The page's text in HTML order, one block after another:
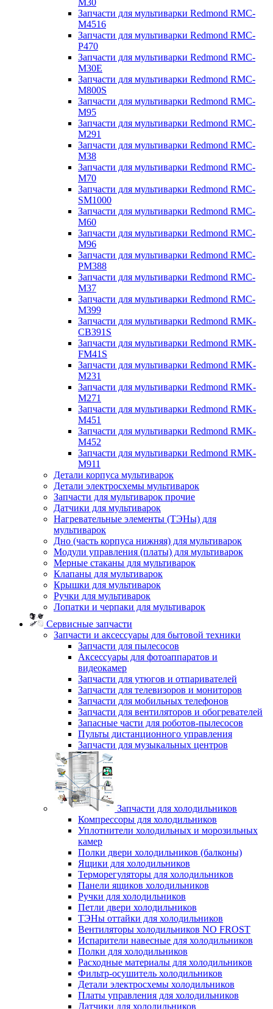
M30
Запчасти для мультиварки Redmond RMC-
M4516
Запчасти для мультиварки Redmond RMC-
P470
Запчасти для мультиварки Redmond RMC-
M30E
Запчасти для мультиварки Redmond RMC-
M800S
Запчасти для мультиварки Redmond RMC-
M95
Запчасти для мультиварки Redmond RMC-
M291
Запчасти для мультиварки Redmond RMC-
M38
Запчасти для мультиварки Redmond RMC-
M70
Запчасти для мультиварки Redmond RMC-
SM1000
Запчасти для мультиварки Redmond RMC-
M60
Запчасти для мультиварки Redmond RMC-
M96
Запчасти для мультиварки Redmond RMC-
PM388
Запчасти для мультиварки Redmond RMC-
M37
Запчасти для мультиварки Redmond RMC-
M399
Запчасти для мультиварки Redmond RMK-
CB391S
Запчасти для мультиварки Redmond RMK-
FM41S
Запчасти для мультиварки Redmond RMK-
M231
Запчасти для мультиварки Redmond RMK-
M271
Запчасти для мультиварки Redmond RMK-
M451
Запчасти для мультиварки Redmond RMK-
M452
Запчасти для мультиварки Redmond RMK-
M911
Детали корпуса мультиварок
Детали электросхемы мультиварок
Запчасти для мультиварок прочие
Датчики для мультиварок
Нагревательные элементы (ТЭНы) для
мультиварок
Дно (часть корпуса нижняя) для мультиварок
Модули управления (платы) для мультиварок
Мерные стаканы для мультиварок
Клапаны для мультиварок
Крышки для мультиварок
Ручки для мультиварок
Лопатки и черпаки для мультиварок
Сервисные запчасти
Запчасти и аксессуары для бытовой техники
Запчасти для пылесосов
Аксессуары для фотоаппаратов и
видеокамер
Запчасти для утюгов и отпаривателей
Запчасти для телевизоров и мониторов
Запчасти для мобильных телефонов
Запчасти для вентиляторов и обогревателей
Запасные части для роботов-пылесосов
Пульты дистанционного управления
Запчасти для музыкальных центров
Запчасти для холодильников
Компрессоры для холодильников
Уплотнители холодильных и морозильных
камер
Полки двери холодильников (балконы)
Ящики для холодильников
Терморегуляторы для холодильников
Панели ящиков холодильников
Ручки для холодильников
Петли двери холодильников
ТЭНы оттайки для холодильников
Вентиляторы холодильников NO FROST
Испарители навесные для холодильников
Полки для холодильников
Расходные материалы для холодильников
Фильтр-осушитель холодильников
Детали электросхемы холодильников
Платы управления для холодильников
Датчики для холодильников